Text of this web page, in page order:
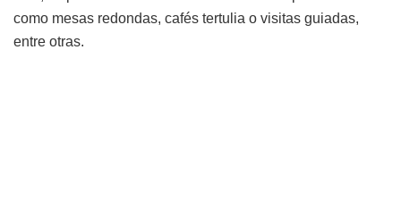
como mesas redondas, cafés tertulia o visitas guiadas,
entre otras.